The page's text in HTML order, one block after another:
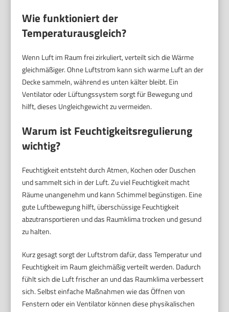
Wie funktioniert der
Temperaturausgleich?
Wenn Luft im Raum frei zirkuliert, verteilt sich die Wärme
gleichmäßiger. Ohne Luftstrom kann sich warme Luft an der
Decke sammeln, während es unten kälter bleibt. Ein
Ventilator oder Lüftungssystem sorgt für Bewegung und
hilft, dieses Ungleichgewicht zu vermeiden.
Warum ist Feuchtigkeitsregulierung
wichtig?
Feuchtigkeit entsteht durch Atmen, Kochen oder Duschen
und sammelt sich in der Luft. Zu viel Feuchtigkeit macht
Räume unangenehm und kann Schimmel begünstigen. Eine
gute Luftbewegung hilft, überschüssige Feuchtigkeit
abzutransportieren und das Raumklima trocken und gesund
zu halten.
Kurz gesagt sorgt der Luftstrom dafür, dass Temperatur und
Feuchtigkeit im Raum gleichmäßig verteilt werden. Dadurch
fühlt sich die Luft frischer an und das Raumklima verbessert
sich. Selbst einfache Maßnahmen wie das Öffnen von
Fenstern oder ein Ventilator können diese physikalischen